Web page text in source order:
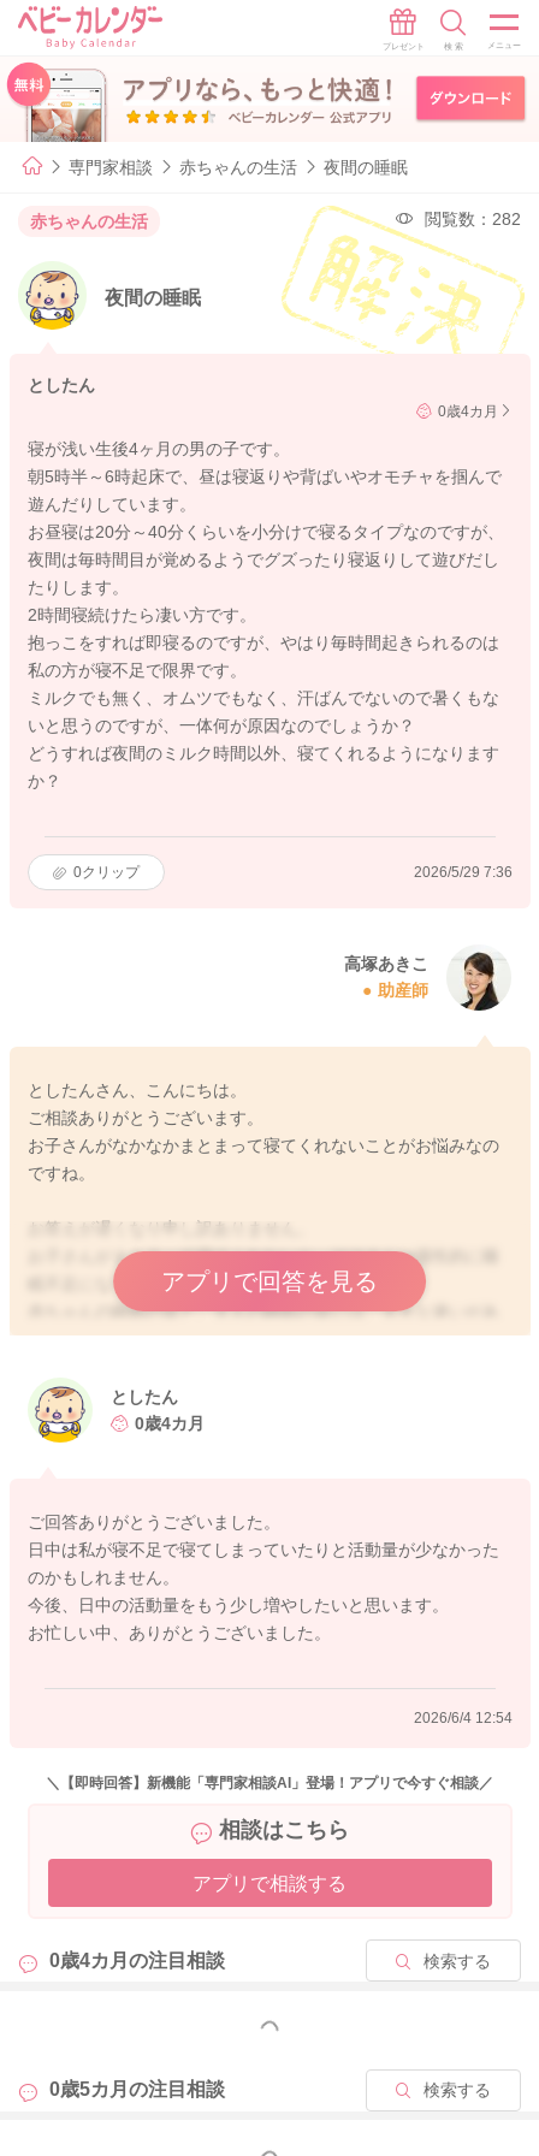
専門家相談 赤ちゃんの生活 夜間の睡眠
赤ちゃんの生活 閲覧数：282
夜間の睡眠
としたん
0歳4カ月
寝が浅い生後4ヶ月の男の子です。
朝5時半～6時起床で、昼は寝返りや背ばいやオモチャを掴んで
遊んだりしています。
お昼寝は20分～40分くらいを小分けで寝るタイプなのですが、
夜間は毎時間目が覚めるようでグズったり寝返りして遊びだし
たりします。
2時間寝続けたら凄い方です。
抱っこをすれば即寝るのですが、やはり毎時間起きられるのは
私の方が寝不足で限界です。
ミルクでも無く、オムツでもなく、汗ばんでないので暑くもな
いと思うのですが、一体何が原因なのでしょうか？
どうすれば夜間のミルク時間以外、寝てくれるようになります
か？
0クリップ 2026/5/29 7:36
高塚あきこ
助産師
としたんさん、こんにちは。
ご相談ありがとうございます。
お子さんがなかなかまとまって寝てくれないことがお悩みなの
ですね。
お答えが遅くなり申し訳ありません。
お子さんがまとまって寝てくれないと、ママさんは慢性的に睡
眠不足になり、とてもしんどいですよね。
赤ちゃんの睡眠の質と、大人の睡眠の質には、大きな違いがあ
ります。赤ちゃんの場合には、大人よりも浅い眠りが続いてい
を繰り返すことも多いですよ。また、眠りが浅いので、しっか
り寝たと思っても、お布団に下ろすと、ママさんが離れていっ
のお子さんですと、ある程度細切れ睡眠になってしまうのは仕
方がないかと思います。
成長に伴って、次第に体力がついてきたりすると、長く寝られ
るようになってくるかと思いますよ。まだどうしてもうまく寝
付けない時期でもありますので、一度起きてしまうと、また眠
りすれば、疲れてよく寝てくれることもありますので、リズム
んも睡眠不足になったり、身体がしんどい時期と思いますが、
ど、休む時間も確保なさってくださいね。
また、少し日中に運動量や活動量を増やしていただくといいと
思いますよ。昼夜のメリハリのある生活リズムを心がけられる
るようになることも多いですよ。お子さんの身体の発達の程度
はさまざまと思いますが、ずり這いやハイハイ、寝返りなど、
散歩やお出かけに行かれるなど、たくさんの刺激を受けると良
アプリで回答を見る
としたん
0歳4カ月
ご回答ありがとうございました。
日中は私が寝不足で寝てしまっていたりと活動量が少なかった
のかもしれません。
今後、日中の活動量をもう少し増やしたいと思います。
お忙しい中、ありがとうございました。
2026/6/4 12:54
＼【即時回答】新機能「専門家相談AI」登場！アプリで今すぐ相談／
相談はこちら
アプリで相談する
0歳4カ月の注目相談 検索する
もっと見る
0歳5カ月の注目相談 検索する